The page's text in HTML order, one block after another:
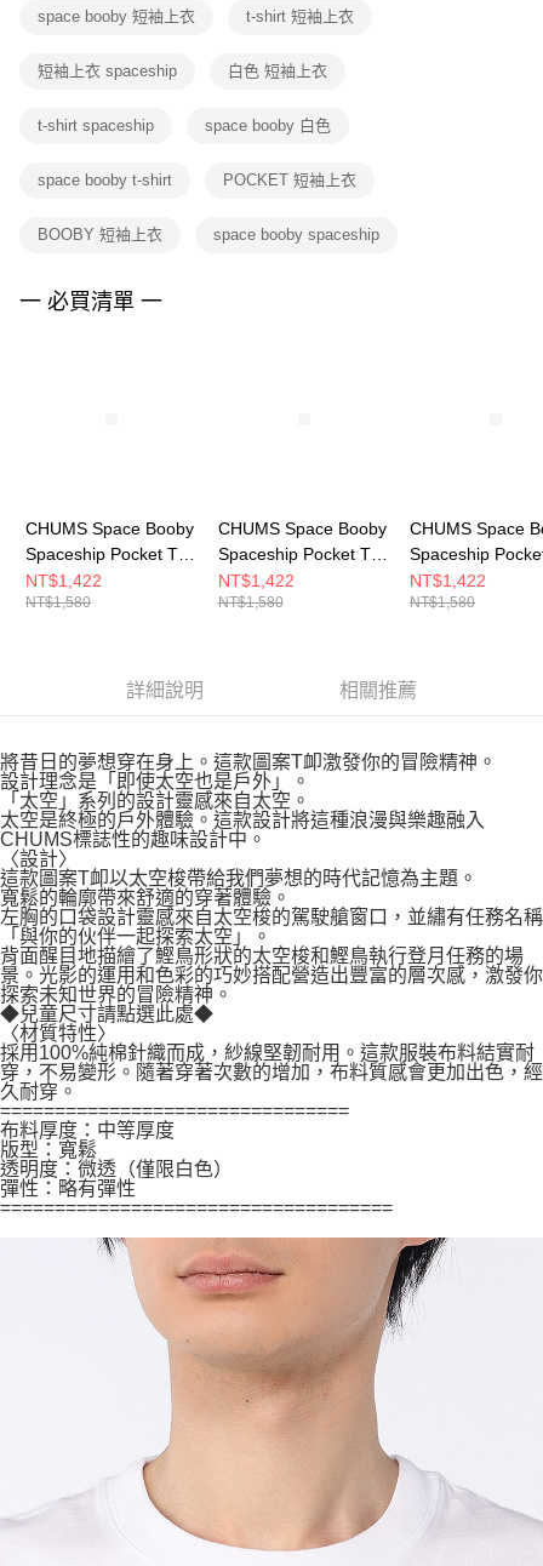
客戶支援中心」 https://netprotections.freshdesk.com/support/home
１．透過由恩沛科技股份有限公司提供之「AFTEE先享後付」服務完成之交
權轉讓予恩沛科技股份有限公司。
３．未成年的使用者請事先徵得法定代理人或監護人之同意方可使用
任。
請求用戶進行身份認證。
５．嚴禁一人註冊多個帳號或使用他人資訊註冊。若發現惡意使用之情形，
space booby 短袖上衣 t-shirt 短袖上衣
短袖上衣 spaceship 白色 短袖上衣
t-shirt spaceship space booby 白色
space booby t-shirt POCKET 短袖上衣
BOOBY 短袖上衣 space booby spaceship
一 必買清單 一
CHUMS Space Booby
Spaceship Pocket T-
Shirt 男 短袖上衣 黑色
CH012701K001
NT$1,422
NT$1,580
CHUMS Space Booby
Spaceship Pocket T-
Shirt 男 短袖上衣 米灰
色 CH012701G057
NT$1,422
NT$1,580
CHUMS Space
Spaceship
Shirt 男 短袖上
CH012701A001
NT$1,422
NT$1,580
詳細說明 相關推薦
將昔日的夢想穿在身上。這款圖案T卹激發你的冒險精神。
設計理念是「即使太空也是戶外」。
「太空」系列的設計靈感來自太空。
太空是終極的戶外體驗。這款設計將這種浪漫與樂趣融入
CHUMS標誌性的趣味設計中。
〈設計〉
這款圖案T卹以太空梭帶給我們夢想的時代記憶為主題。
寬鬆的輪廓帶來舒適的穿著體驗。
左胸的口袋設計靈感來自太空梭的駕駛艙窗口，並繡有任務名稱
「與你的伙伴一起探索太空」。
背面醒目地描繪了鰹鳥形狀的太空梭和鰹鳥執行登月任務的場
景。光影的運用和色彩的巧妙搭配營造出豐富的層次感，激發你
探索未知世界的冒險精神。
◆兒童尺寸請點選此處◆
〈材質特性〉
採用100%純棉針織而成，紗線堅韌耐用。這款服裝布料結實耐
穿，不易變形。隨著穿著次數的增加，布料質感會更加出色，經
久耐穿。
================================
布料厚度：中等厚度
版型：寬鬆
透明度：微透（僅限白色）
彈性：略有彈性
====================================